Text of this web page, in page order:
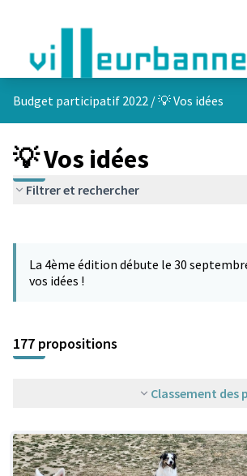
Budget participatif 2022 /💡 Vos idées
💡 Vos idées
Filtrer et rechercher
−
La 4ème édition débute le 30
vos idées !
177 propositions
Classement des